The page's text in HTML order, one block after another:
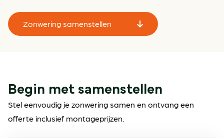
Zonwering samenstellen
Begin met samenstellen
Stel eenvoudig je zonwering samen en ontvang een
offerte inclusief montageprijzen.